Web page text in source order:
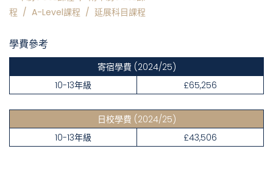
程 / A-Level課程 / 延展科目課程
學費參考
寄宿學費 (2024/25)
10-13年級
£65,256
日校學費 (2024/25)
10-13年級
£43,506